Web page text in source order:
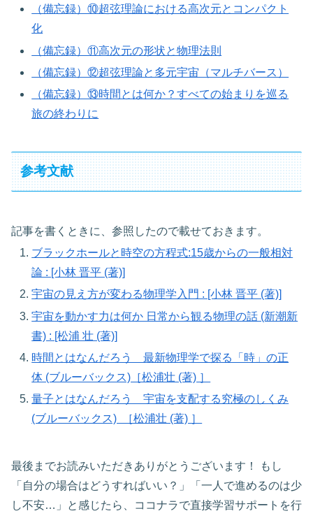
（備忘録）⑩超弦理論における高次元とコンパクト
化
（備忘録）⑪高次元の形状と物理法則
（備忘録）⑫超弦理論と多元宇宙（マルチバース）
（備忘録）⑬時間とは何か？すべての始まりを巡る
旅の終わりに
参考文献
記事を書くときに、参照したので載せておきます。
ブラックホールと時空の方程式:15歳からの一般相対
論 : [小林 晋平 (著)]
宇宙の見え方が変わる物理学入門 : [小林 晋平 (著)]
宇宙を動かす力は何か 日常から観る物理の話 (新潮新
書) : [松浦 壮 (著)]
時間とはなんだろう 最新物理学で探る「時」の正
体 (ブルーバックス)［松浦壮 (著) ］
量子とはなんだろう 宇宙を支配する究極のしくみ
(ブルーバックス) ［松浦壮 (著) ］
最後までお読みいただきありがとうございます！ もし
「自分の場合はどうすればいい？」「一人で進めるのは少
し不安…」と感じたら、ココナラで直接学習サポートを行